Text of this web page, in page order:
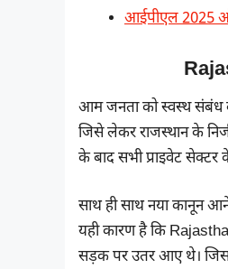
आईपीएल 2025
आम जनता को स्वस्थ संबंध
जिसे लेकर राजस्थान के
के बाद सभी प्राइवेट
साथ ही साथ नया कानून
यही कारण है कि
सड़क पर उतर आए थे।